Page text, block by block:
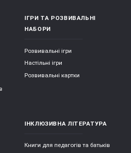
ІГРИ ТА РОЗВИВАЛЬНІ
НАБОРИ
Розвивальні ігри
Настільні ігри
Розвивальні картки
ІНКЛЮЗИВНА ЛІТЕРАТУРА
Книги для педагогів та батьків